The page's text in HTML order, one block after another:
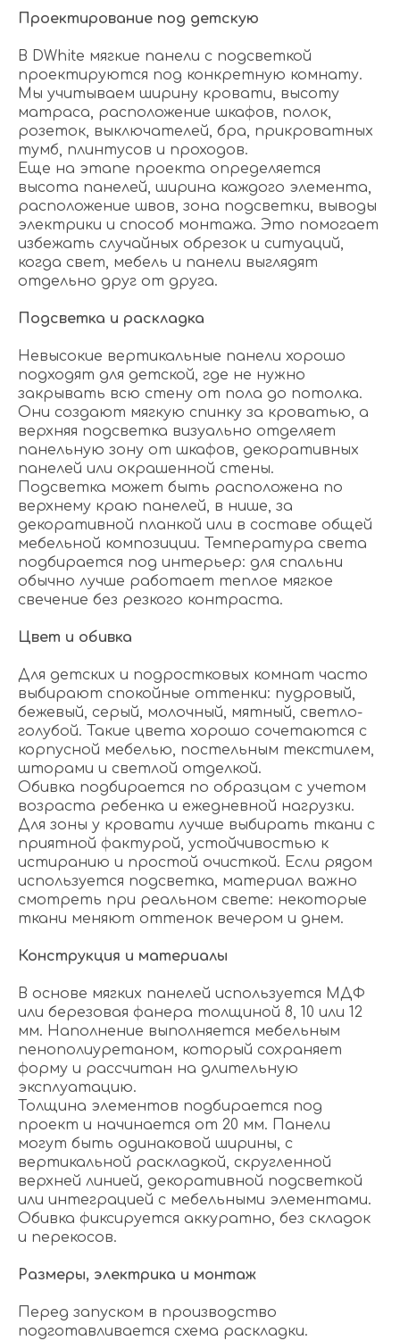
Проектирование под детскую
В DWhite мягкие панели с подсветкой
проектируются под конкретную комнату.
Мы учитываем ширину кровати, высоту
матраса, расположение шкафов, полок,
розеток, выключателей, бра, прикроватных
тумб, плинтусов и проходов.
Еще на этапе проекта определяется
высота панелей, ширина каждого элемента,
расположение швов, зона подсветки, выводы
электрики и способ монтажа. Это помогает
избежать случайных обрезок и ситуаций,
когда свет, мебель и панели выглядят
отдельно друг от друга.
Подсветка и раскладка
Невысокие вертикальные панели хорошо
подходят для детской, где не нужно
закрывать всю стену от пола до потолка.
Они создают мягкую спинку за кроватью, а
верхняя подсветка визуально отделяет
панельную зону от шкафов, декоративных
панелей или окрашенной стены.
Подсветка может быть расположена по
верхнему краю панелей, в нише, за
декоративной планкой или в составе общей
мебельной композиции. Температура света
подбирается под интерьер: для спальни
обычно лучше работает теплое мягкое
свечение без резкого контраста.
Цвет и обивка
Для детских и подростковых комнат часто
выбирают спокойные оттенки: пудровый,
бежевый, серый, молочный, мятный, светло-
голубой. Такие цвета хорошо сочетаются с
корпусной мебелью, постельным текстилем,
шторами и светлой отделкой.
Обивка подбирается по образцам с учетом
возраста ребенка и ежедневной нагрузки.
Для зоны у кровати лучше выбирать ткани с
приятной фактурой, устойчивостью к
истиранию и простой очисткой. Если рядом
используется подсветка, материал важно
смотреть при реальном свете: некоторые
ткани меняют оттенок вечером и днем.
Конструкция и материалы
В основе мягких панелей используется МДФ
или березовая фанера толщиной 8, 10 или 12
мм. Наполнение выполняется мебельным
пенополиуретаном, который сохраняет
форму и рассчитан на длительную
эксплуатацию.
Толщина элементов подбирается под
проект и начинается от 20 мм. Панели
могут быть одинаковой ширины, с
вертикальной раскладкой, скругленной
верхней линией, декоративной подсветкой
или интеграцией с мебельными элементами.
Обивка фиксируется аккуратно, без складок
и перекосов.
Размеры, электрика и монтаж
Перед запуском в производство
подготавливается схема раскладки.